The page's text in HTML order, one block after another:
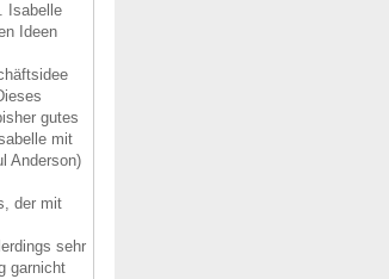
Isabelle
Ideen
gutes
mit
Anderson)
der mit
sehr
garnicht